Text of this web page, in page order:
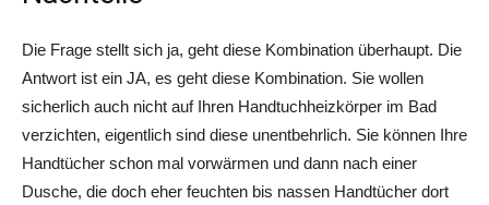
Die Frage stellt sich ja, geht diese Kombination überhaupt. Die
Antwort ist ein JA, es geht diese Kombination. Sie wollen
sicherlich auch nicht auf Ihren Handtuchheizkörper im Bad
verzichten, eigentlich sind diese unentbehrlich. Sie können Ihre
Handtücher schon mal vorwärmen und dann nach einer
Dusche, die doch eher feuchten bis nassen Handtücher dort